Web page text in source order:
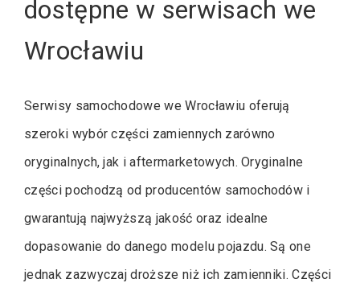
dostępne w serwisach we
Wrocławiu
Serwisy samochodowe we Wrocławiu oferują
szeroki wybór części zamiennych zarówno
oryginalnych, jak i aftermarketowych. Oryginalne
części pochodzą od producentów samochodów i
gwarantują najwyższą jakość oraz idealne
dopasowanie do danego modelu pojazdu. Są one
jednak zazwyczaj droższe niż ich zamienniki. Części